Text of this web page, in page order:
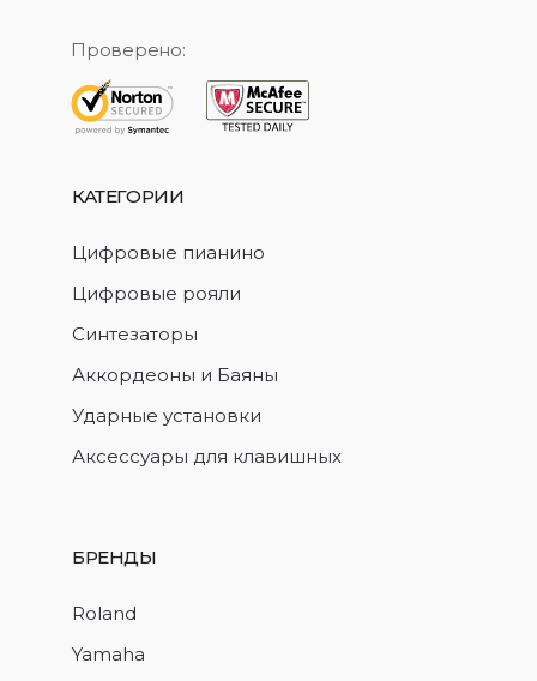
Проверено:
КАТЕГОРИИ
Цифровые пианино
Цифровые рояли
Синтезаторы
Аккордеоны и Баяны
Ударные установки
Аксессуары для клавишных
БРЕНДЫ
Roland
Yamaha